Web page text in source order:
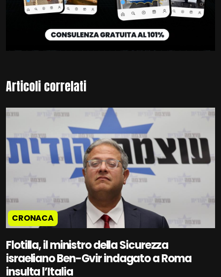
Articoli correlati
CRONACA
Flotilla, il ministro della Sicurezza
israeliano Ben-Gvir indagato a Roma
insulta l’Italia